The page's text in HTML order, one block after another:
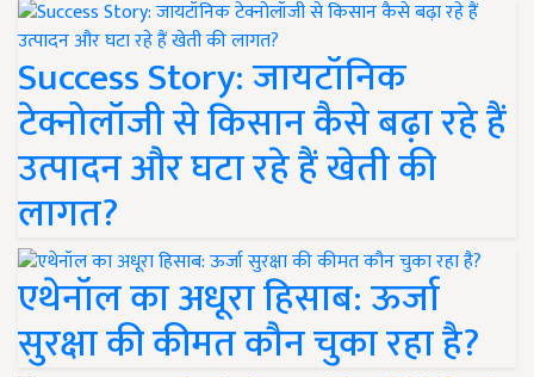
Success Story: जायटॉनिक
टेक्नोलॉजी से किसान कैसे बढ़ा रहे हैं
उत्पादन और घटा रहे हैं खेती की
लागत?
एथेनॉल का अधूरा हिसाब: ऊर्जा
सुरक्षा की कीमत कौन चुका रहा है?